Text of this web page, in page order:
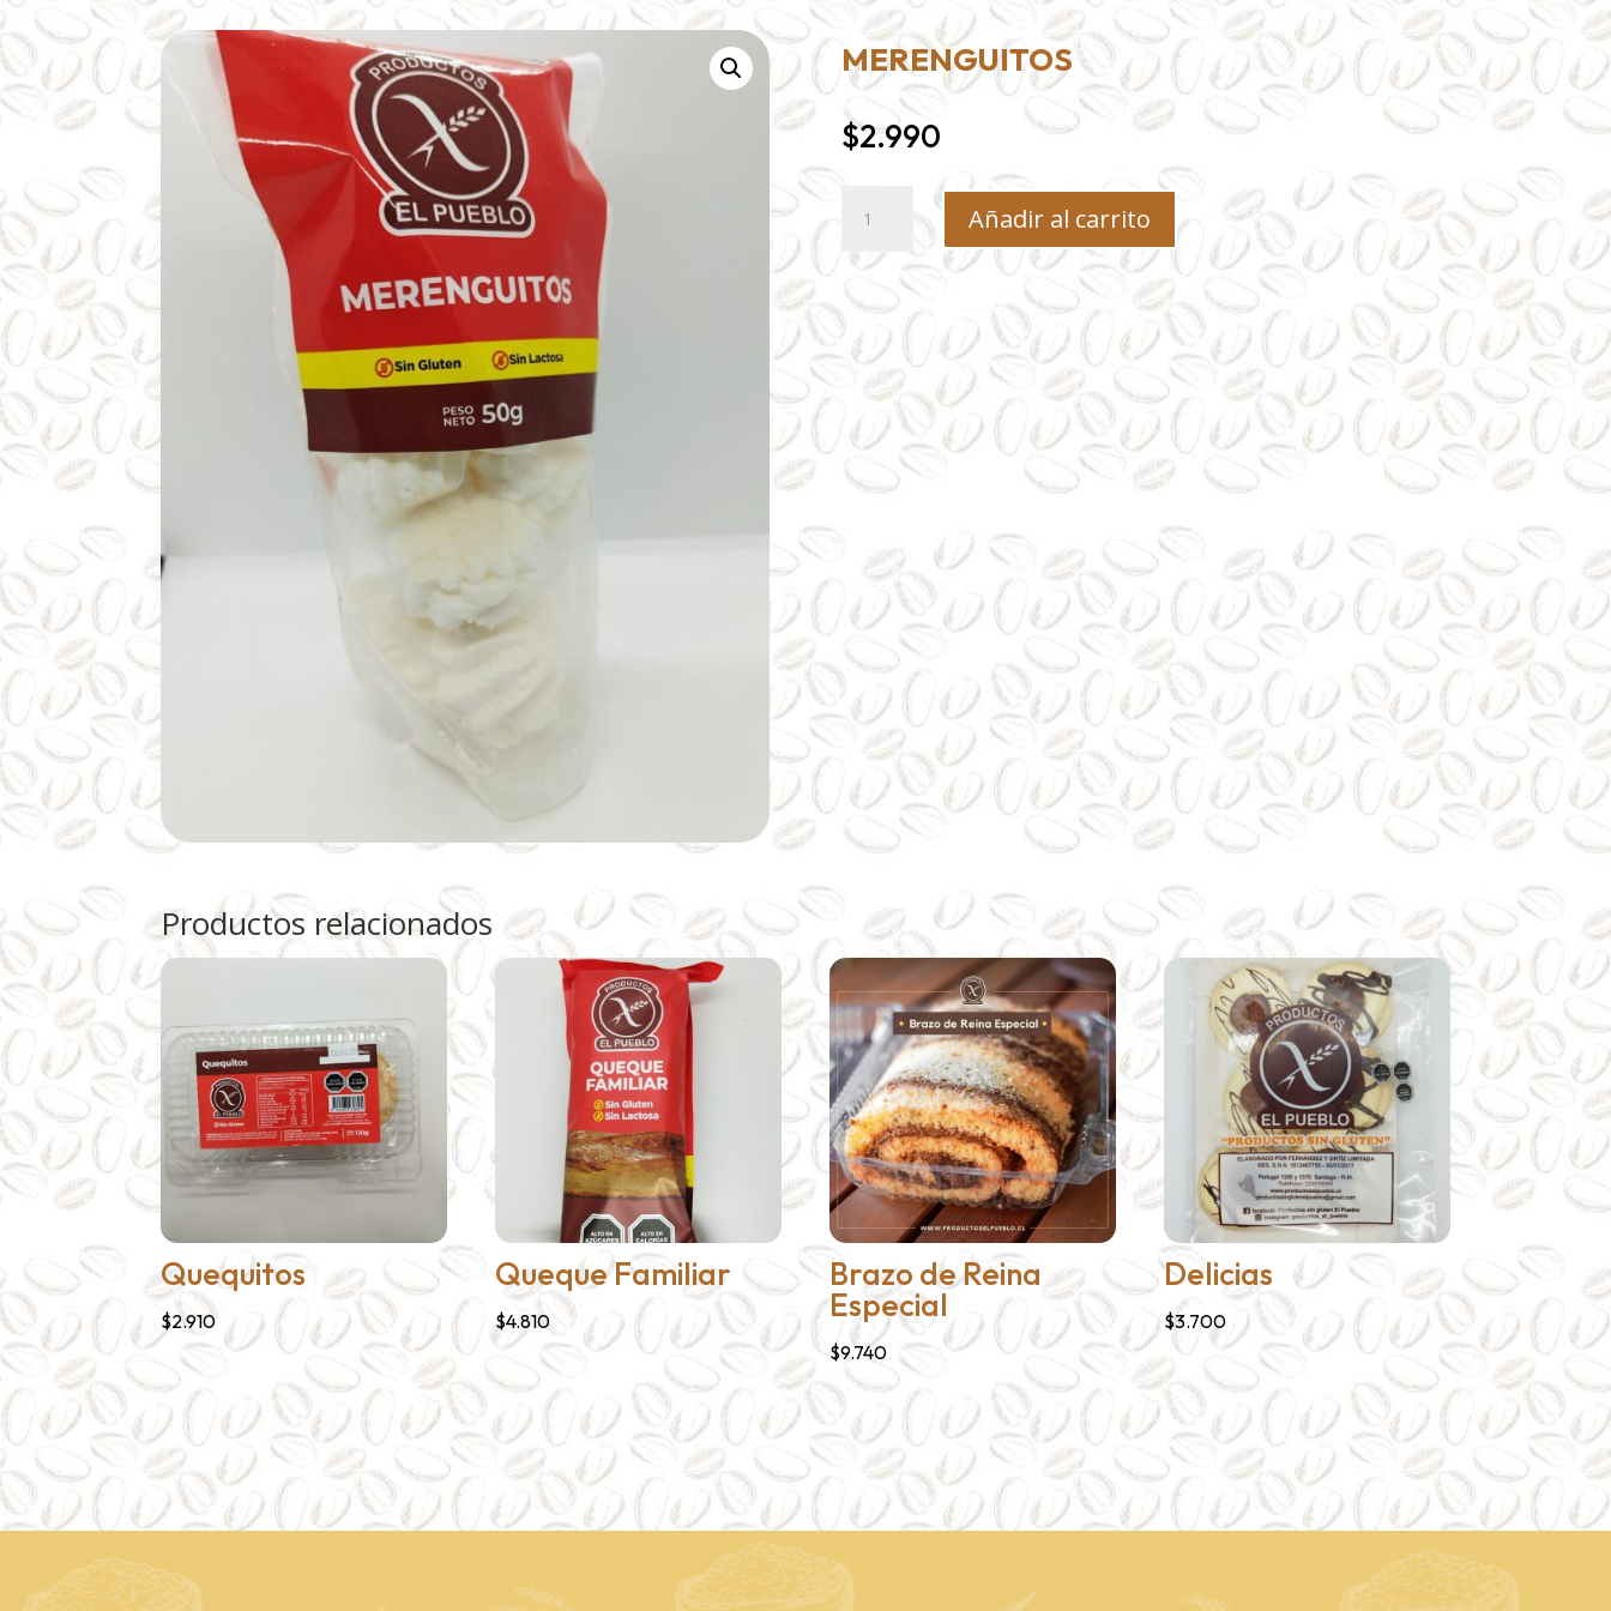
MERENGUITOS
$2.990
Merenguitos
cantidad
Añadir al carrito
Productos relacionados
Quequitos
$2.910
Queque Familiar
$4.810
Brazo de Reina
Especial
$9.740
Delicias
$3.700